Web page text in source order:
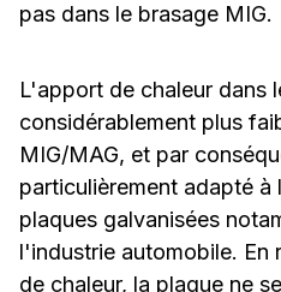
pas dans le brasage MIG.
L'apport de chaleur dans
considérablement plus
MIG/MAG, et par
particulièrement adapté à
plaques galvanisées
l'industrie automobile. En
de chaleur, la plaque ne